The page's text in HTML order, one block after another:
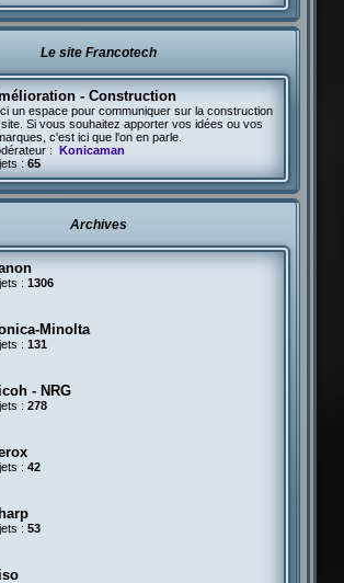
Le site Francotech
- Construction
un espace pour communiquer sur la construction
Si vous souhaitez apporter vos idées ou vos
c'est ici que l'on en parle.
:
Konicaman
: 65
Archives
: 1306
Minolta
: 131
- NRG
: 278
: 42
: 53